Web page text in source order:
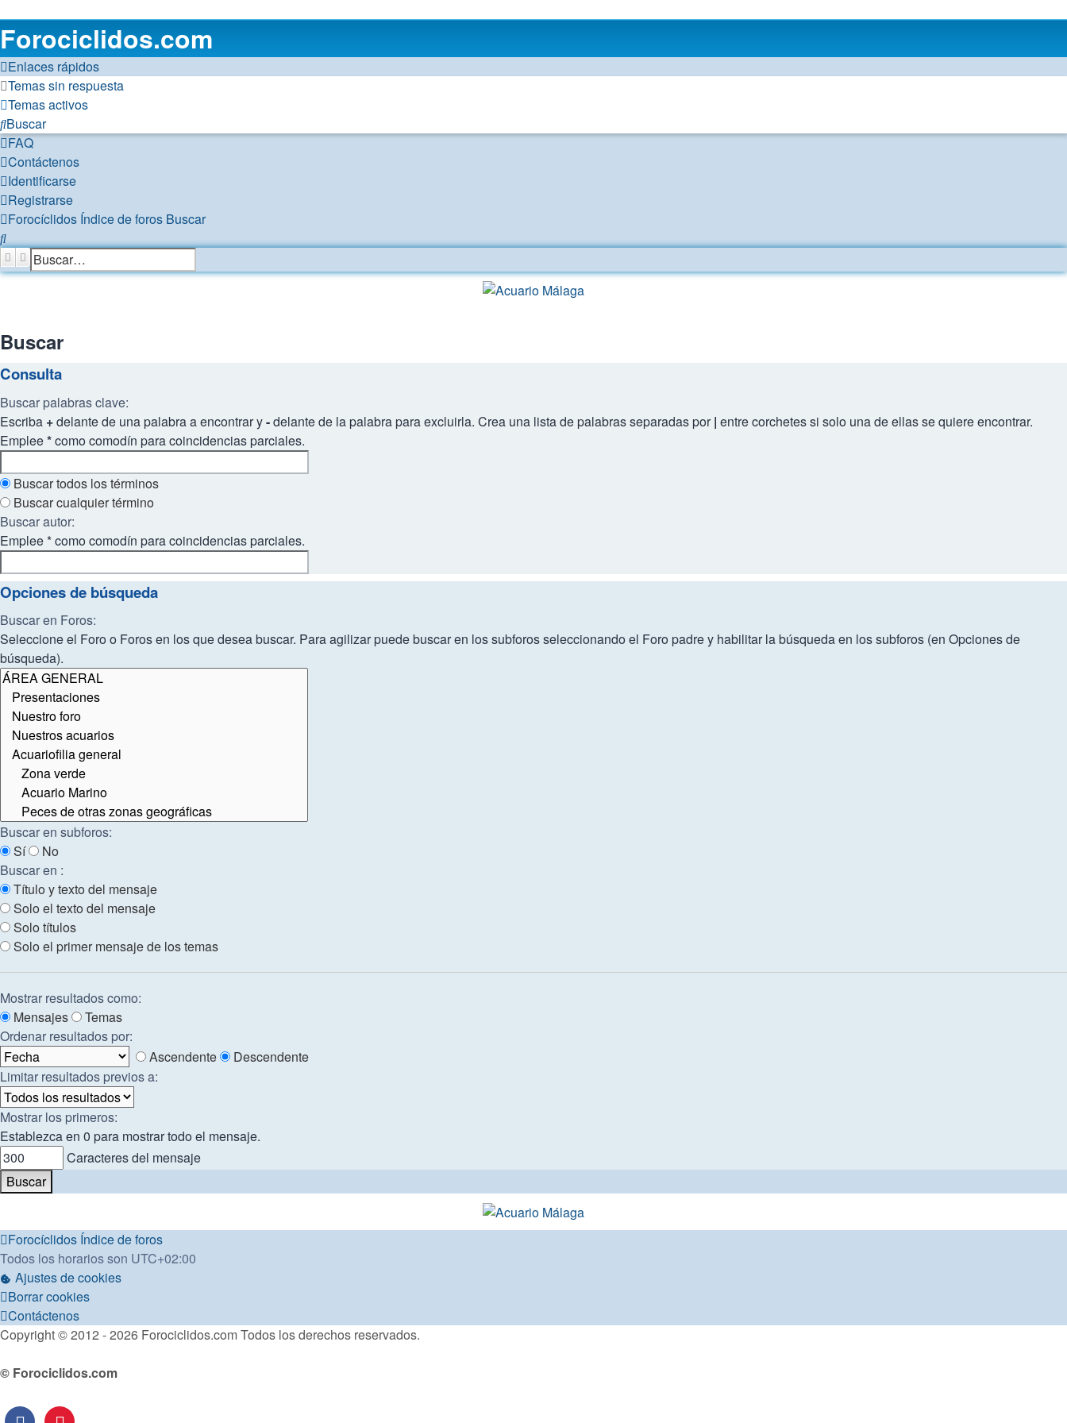
Forociclidos.com
Enlaces rápidos
Temas sin respuesta
Temas activos
Buscar
FAQ
Contáctenos
Identificarse
Registrarse
Forocíclidos Índice de foros Buscar
Buscar
BuscarBúsqueda avanzada
Buscar
Consulta
Buscar palabras clave:
Escriba +delante de una palabra a encontrar y-delante de la palabra para excluirla. Crea una lista de palabras separadas por| entre corchetes si solo una de ellas se quiere encontrar.
Emplee*como comodín para coincidencias parciales.
Buscar todos los términos
Buscar cualquier término
Buscar autor:
Emplee * como comodín para coincidencias parciales.
Opciones de búsqueda
Buscar en Foros:
Seleccione el Foro o Foros en los que desea buscar. Para agilizar puede buscar en los subforos seleccionando el Foro padre y habilitar la búsqueda en los subforos (en Opciones de
búsqueda).
Buscar en subforos:
Sí
No
Buscar en :
Título y texto del mensaje
Solo el texto del mensaje
Solo títulos
Solo el primer mensaje de los temas
Mostrar resultados como:
Mensajes
Temas
Ordenar resultados por:
Ascendente
Descendente
Limitar resultados previos a:
Mostrar los primeros:
Establezca en 0 para mostrar todo el mensaje.
Caracteres del mensaje
Forocíclidos Índice de foros
Todos los horarios son UTC+02:00
Ajustes de cookies
Borrar cookies
Contáctenos
Copyright © 2012 - 2026 Forociclidos.com Todos los derechos reservados.
© Forociclidos.com